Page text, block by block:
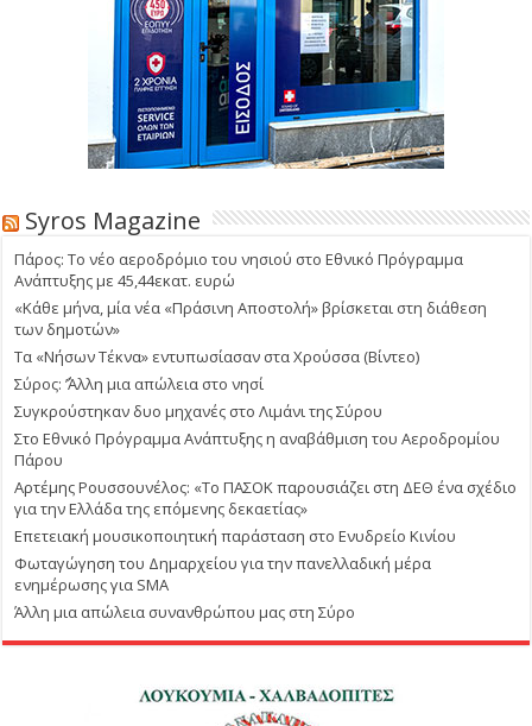
Syros Magazine
Πάρος: Το νέο αεροδρόμιο του νησιού στο Εθνικό Πρόγραμμα
Ανάπτυξης με 45,44εκατ. ευρώ
«Κάθε μήνα, μία νέα «Πράσινη Αποστολή» βρίσκεται στη διάθεση
των δημοτών»
Τα «Νήσων Τέκνα» εντυπωσίασαν στα Χρούσσα (Βίντεο)
Σύρος: ΄’Άλλη μια απώλεια στο νησί
Συγκρούστηκαν δυο μηχανές στο Λιμάνι της Σύρου
Στο Εθνικό Πρόγραμμα Ανάπτυξης η αναβάθμιση του Αεροδρομίου
Πάρου
Αρτέμης Ρουσσουνέλος: «Το ΠΑΣΟΚ παρουσιάζει στη ΔΕΘ ένα σχέδιο
για την Ελλάδα της επόμενης δεκαετίας»
Επετειακή μουσικοποιητική παράσταση στο Ενυδρείο Κινίου
Φωταγώγηση του Δημαρχείου για την πανελλαδική μέρα
ενημέρωσης για SMA
Άλλη μια απώλεια συνανθρώπου μας στη Σύρο